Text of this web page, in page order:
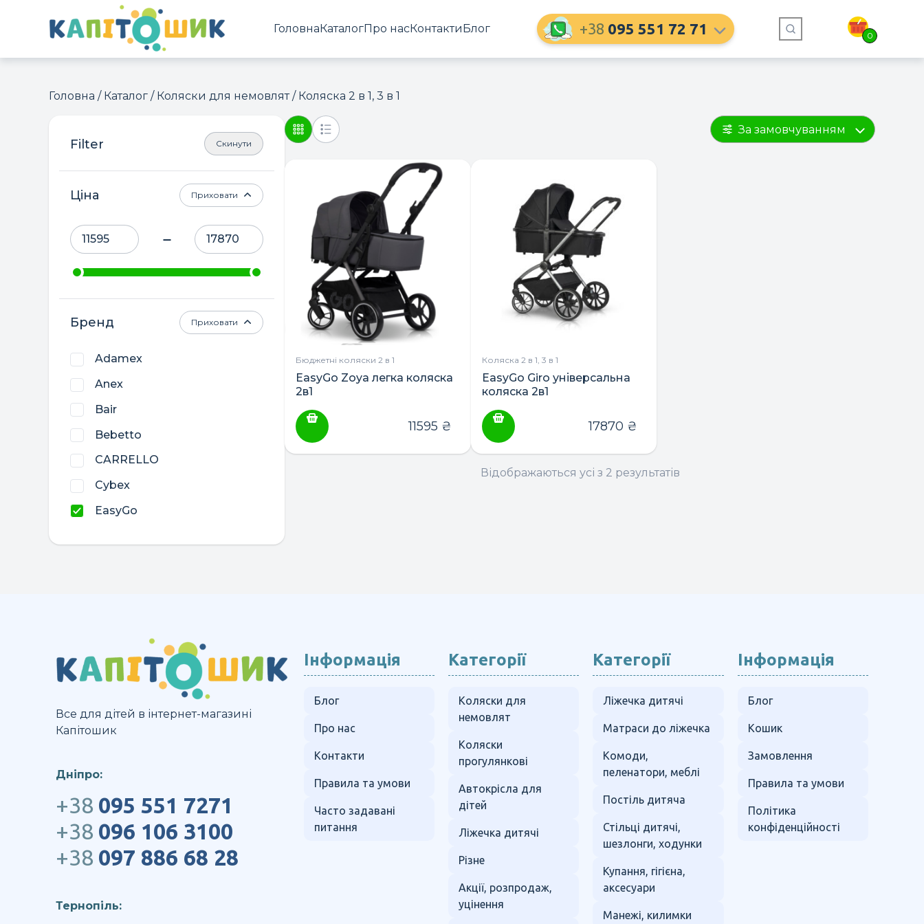
ГоловнаКаталогПро насКонтактиБлог +38 095 551 72 71 0
ПОШУК ТОВАРІВ:
Головна / Каталог / Коляски для немовлят/ Коляска 2 в 1, 3 в 1
Скинути
Ціна Приховати
Бренд
Adamex
Anex
Bair
Bebetto
CARRELLO
Cybex
EasyGo
Польща
Приховати
За замовчуванням
Бюджетні коляски 2 в 1
EasyGo Zoya легка коляска
2в1
11595 ₴
Коляска 2 в 1, 3 в 1
EasyGo Giro універсальна
коляска 2в1
17870 ₴
Відображаються усі з 2 результатів
Все для дітей в інтернет-магазині
Капітошик
Дніпро:
+38 095 551 7271
+38 096 106 3100
+38 097 886 68 28
Тернопіль:
Інформація
Блог
Про нас
Контакти
Правила та умови
Часто задавані
питання
Категорії
Коляски для
немовлят
Коляски
прогулянкові
Автокрісла для
дітей
Ліжечка дитячі
Різне
Акції, розпродаж,
уцінення
Категорії
Ліжечка дитячі
Матраси до ліжечка
Комоди,
пеленатори, меблі
Постіль дитяча
Стільці дитячі,
шезлонги, ходунки
Купання, гігієна,
аксесуари
Манежі, килимки
Інформація
Блог
Кошик
Замовлення
Правила та умови
Політика
конфіденційності